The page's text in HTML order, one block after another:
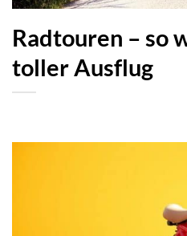
Radtouren – so
toller Ausflug